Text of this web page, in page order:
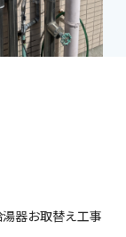
器お取替え工事